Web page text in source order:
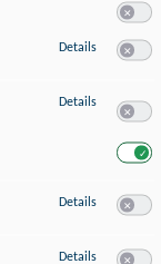
Details zu
Details zu
Details zu
Details zu